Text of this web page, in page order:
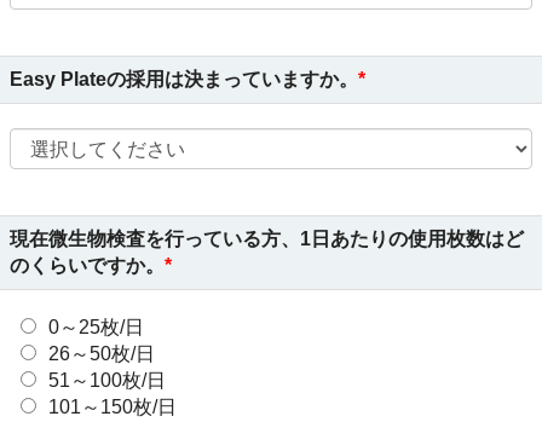
Easy Plateの採用は決まっていますか。
現在微生物検査を行っている方、1日あたりの使用枚数はど
のくらいですか。
0～25枚/日
26～50枚/日
51～100枚/日
101～150枚/日